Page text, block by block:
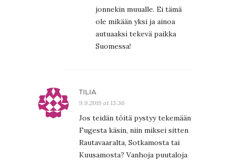
jonnekin muualle. Ei tämä
ole mikään yksi ja ainoa
autuaaksi tekevä paikka
Suomessa!
TILIA
9.9.2019 at 13:36
Jos teidän töitä pystyy tekemään
Fugesta käsin, niin miksei sitten
Rautavaaralta, Sotkamosta tai
Kuusamosta? Vanhoja puutaloja